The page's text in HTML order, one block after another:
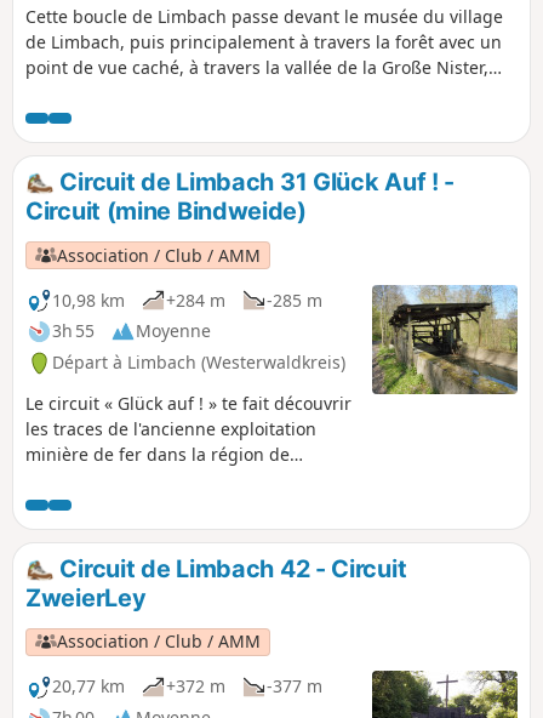
Cette boucle de Limbach passe devant le musée du village
de Limbach, puis principalement à travers la forêt avec un
point de vue caché, à travers la vallée de la Große Nister,
Limbach, le sentier naturel Heunigshöhlenpfad, au bord de
la Kleine Nister, est un vrai régal pour les randonneurs.
Pour finir en beauté, tu peux profiter en été des
installations Kneipp de Limbach.
Circuit de Limbach 31 Glück Auf ! -
Circuit (mine Bindweide)
Association / Club / AMM
10,98 km
+284 m
-285 m
3h 55
Moyenne
Départ à Limbach (Westerwaldkreis)
Le circuit « Glück auf ! » te fait découvrir
les traces de l'ancienne exploitation
minière de fer dans la région de
tour Barbaraturm, un ancien
chevalement. La tour Barbaraturm fait
partie de la mine touristique Grube
Bindweide. Alors que tout le chemin de
Limbach à la mine touristique passe par
le Druidensteig, le retour se fait par des
chemins sans nom, mais tout aussi
sympas à parcourir. On passe
notamment par une chaîne de collines
Circuit de Limbach 42 - Circuit
ZweierLey
Association / Club / AMM
20,77 km
+372 m
-377 m